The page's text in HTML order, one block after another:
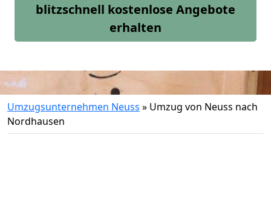
blitzschnell kostenlose Angebote
erhalten
Umzugsunternehmen Neuss » Umzug von Neuss nach
Nordhausen